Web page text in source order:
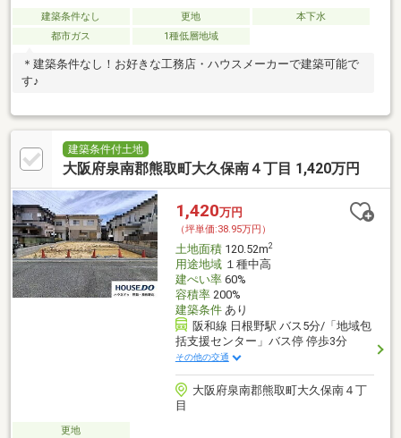
建築条件なし 更地
本下水
都市ガス
1種低層地域
＊建築条件なし！お好きな工務店・ハウスメーカーで建築可能で
す♪
建築条件付土地
大阪府泉南郡熊取町大久保南４丁目 1,420万円
1,420万円
（坪単価:38.95万円）
土地面積120.52m2
用途地域１種中高
建ぺい率60%
容積率200%
建築条件あり
阪和線 日根野駅 バス5分/「地域包
括支援センター」バス停 停歩3分
その他の交通
大阪府泉南郡熊取町大久保南４丁
目
更地